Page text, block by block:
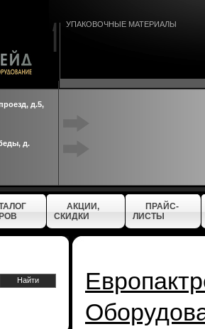
д.5,
д.
УПАКОВОЧНЫЕ МАТЕРИАЛЫ
АКЦИИ,
СКИДКИ
ПРАЙС-
ЛИСТЫ